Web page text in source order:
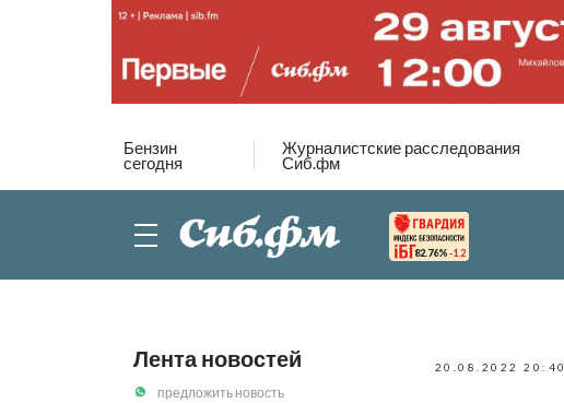
Бензин
сегодня
Журналистские расследования
Сиб.фм
82.76% -1.2
Лента новостей
предложить новость
20.08.2022 20:40